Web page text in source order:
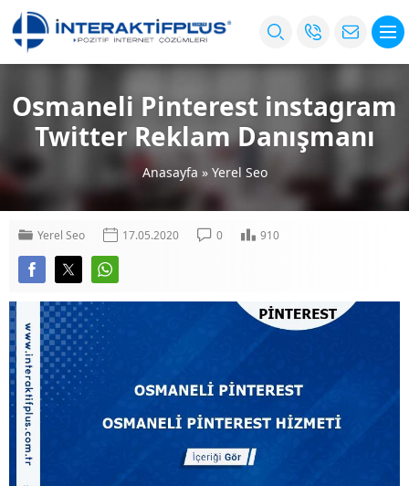
Osmaneli Pinterest instagram
Twitter Reklam Danışmanı
Anasayfa » Yerel Seo
Yerel Seo 17.05.2020 0 910